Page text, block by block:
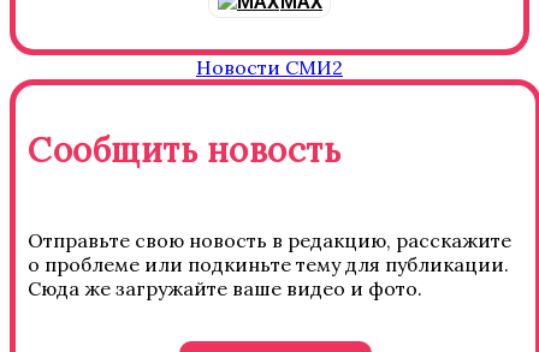
Новости СМИ2
Сообщить новость
Отправьте свою новость в редакцию, расскажите
о проблеме или подкиньте тему для публикации.
Сюда же загружайте ваше видео и фото.